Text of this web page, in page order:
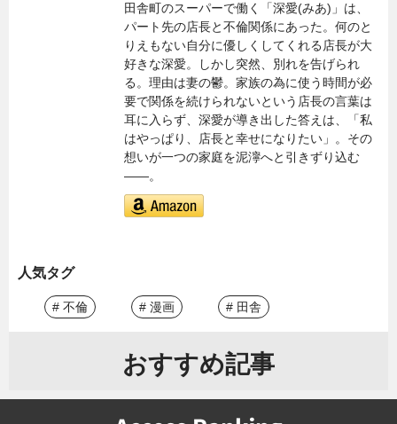
田舎町のスーパーで働く「深愛(みあ)」は、
パート先の店長と不倫関係にあった。何のと
りえもない自分に優しくしてくれる店長が大
好きな深愛。しかし突然、別れを告げられ
る。理由は妻の鬱。家族の為に使う時間が必
要で関係を続けられないという店長の言葉は
耳に入らず、深愛が導き出した答えは、「私
はやっぱり、店長と幸せになりたい」。その
想いが一つの家庭を泥濘へと引きずり込む
――。
人気タグ
# 不倫 # 漫画 # 田舎
おすすめ記事